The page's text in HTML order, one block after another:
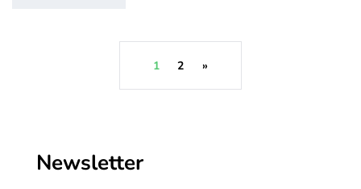
1 2 »
Newsletter